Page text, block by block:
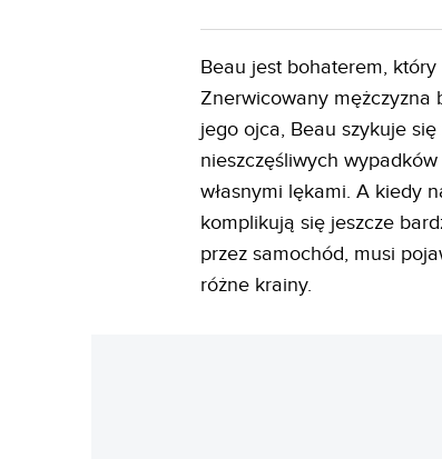
Beau jest bohaterem,
Znerwicowany mężczyzna
jego ojca, Beau szykuje
nieszczęśliwych
własnymi lękami. A kiedy
komplikują się jeszcze
przez samochód, musi
różne krainy.